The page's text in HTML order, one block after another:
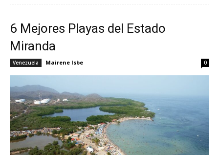
6 Mejores Playas del Estado
Miranda
Venezuela Mairene Isbe 0